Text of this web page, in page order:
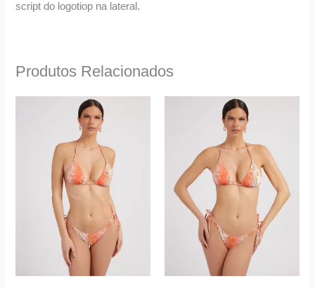
script do logotiop na lateral.
Produtos Relacionados
original
80,00 €.
O
preço
atual
é:
56,00 €.
This
product
multiple
variants.
The
options
may
be
chosen
original
60,00 €.
O
preço
atual
é:
42,00 €.
has
multiple
variants.
The
options
may
be
chosen